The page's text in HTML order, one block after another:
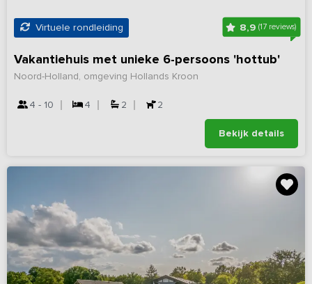
Virtuele rondleiding 8,9(17 reviews)
Vakantiehuis met unieke 6-persoons 'hottub'
Noord-Holland, omgeving Hollands Kroon
4 - 10 4 2 2
Bekijk details